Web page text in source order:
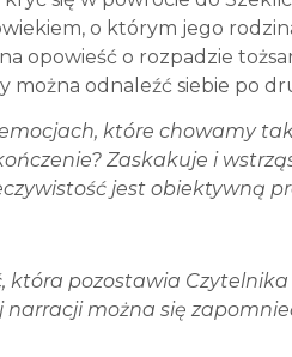
o którym jego
opowieść o rozpadzie
można odnaleźć siebie po
które chowamy
Zaskakuje i
jest obiektywną
która pozostawia
narracji można się